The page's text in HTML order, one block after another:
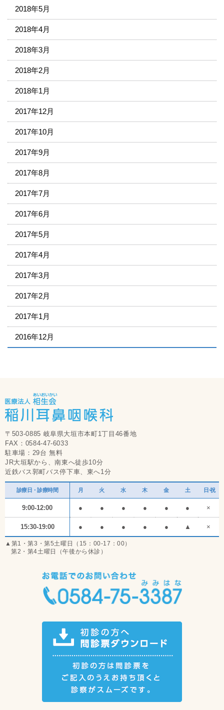
2018年5月
2018年4月
2018年3月
2018年2月
2018年1月
2017年12月
2017年10月
2017年9月
2017年8月
2017年7月
2017年6月
2017年5月
2017年4月
2017年3月
2017年2月
2017年1月
2016年12月
〒503-0885 岐阜県大垣市本町1丁目46番地
FAX：0584-47-6033
駐車場：29台 無料
JR大垣駅から、南東へ徒歩10分
近鉄バス郭町バス停下車、東へ1分
診療日・診療時間 月 火 水 木 金 土 日・祝
9:00-12:00 ● ● ● ● ● ● ×
15:30-19:00 ● ● ● ● ● ▲ ×
▲第1・第3・第5土曜日（15：00-17：00）
第2・第4土曜日（午後から休診）